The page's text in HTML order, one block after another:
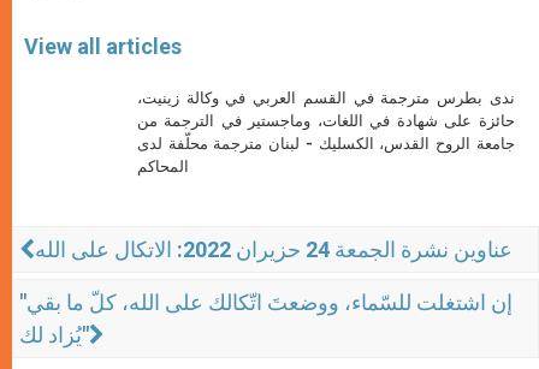
View all articles
ندى بطرس مترجمة في القسم العربي في وكالة زينيت،
حائزة على شهادة في اللغات، وماجستير في الترجمة من
جامعة الروح القدس، الكسليك - لبنان مترجمة محلّفة لدى
المحاكم
عناوين نشرة الجمعة 24 حزيران 2022: الاتكال على الله
"إن اشتغلت للسّماء، ووضعتَ اتّكالك على الله، كلّ ما بقي
يُزاد لك"